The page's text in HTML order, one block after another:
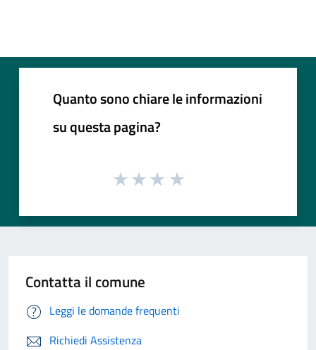
Quanto sono chiare le informazioni
su questa pagina?
Contatta il comune
Leggi le domande frequenti
Richiedi Assistenza